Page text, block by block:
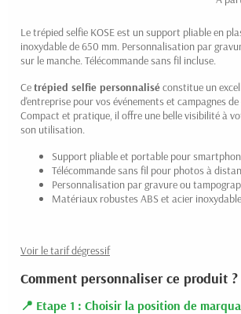
Le trépied selfie KOSE est un support pliable en
inoxydable de 650 mm. Personnalisation par
sur le manche. Télécommande sans fil incluse.
Cetrépied selfie personnaliséconstitue un
d'entreprise pour vos événements et campagnes
Compact et pratique, il offre une belle visibilité à
son utilisation.
Support pliable et portable pour
Télécommande sans fil pour photos à
Personnalisation par gravure ou
Matériaux robustes ABS et acier inoxydable
Voir le tarif dégressif
Comment personnaliser ce produit ?
Etape 1 : Choisir la position de